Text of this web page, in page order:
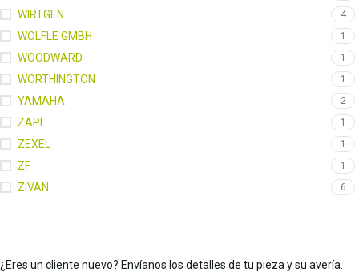
WIRTGEN 4
WOLFLE GMBH 1
WOODWARD 1
WORTHINGTON 1
YAMAHA 2
ZAPI 1
ZEXEL 1
ZF 1
ZIVAN 6
¿Eres un cliente nuevo? Envíanos los detalles de tu pieza y su avería.